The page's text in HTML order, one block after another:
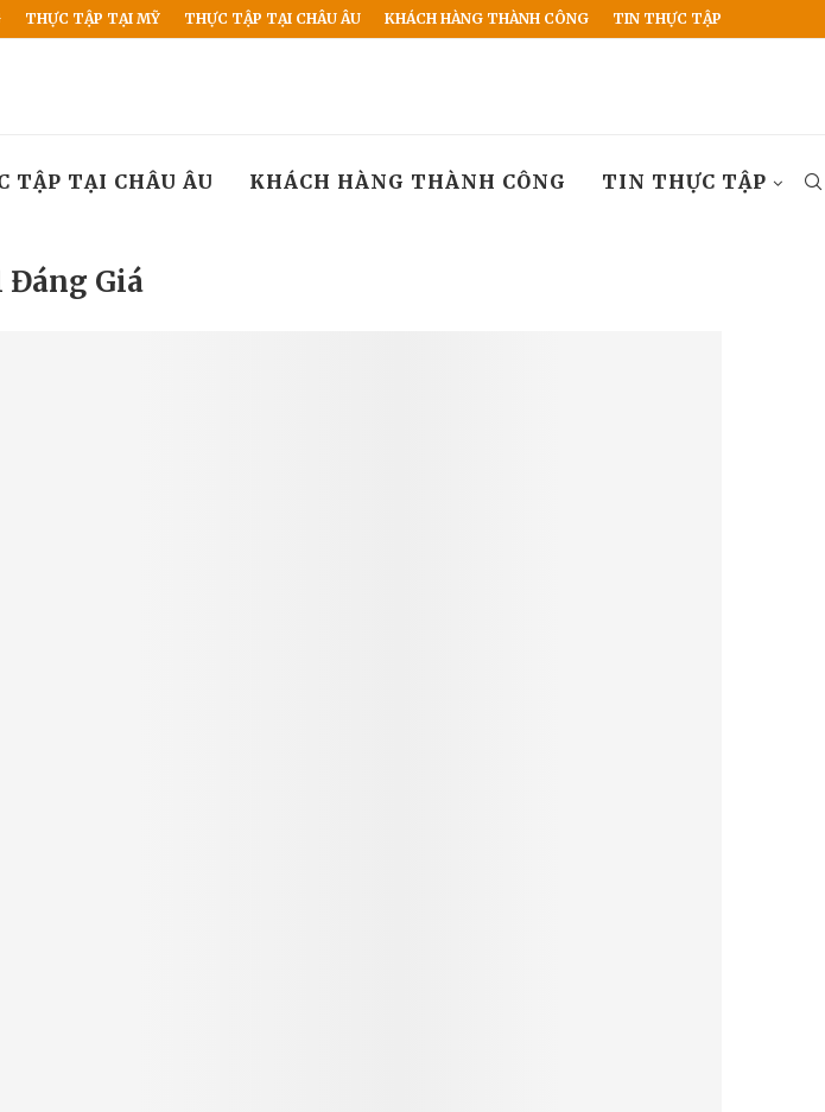
THỰC TẬP TẠI MỸ THỰC TẬP TẠI CHÂU ÂU KHÁCH HÀNG THÀNH CÔNG TIN THỰC TẬP
TẬP TẠI CHÂU ÂU KHÁCH HÀNG THÀNH CÔNG TIN THỰC TẬP
Đáng Giá